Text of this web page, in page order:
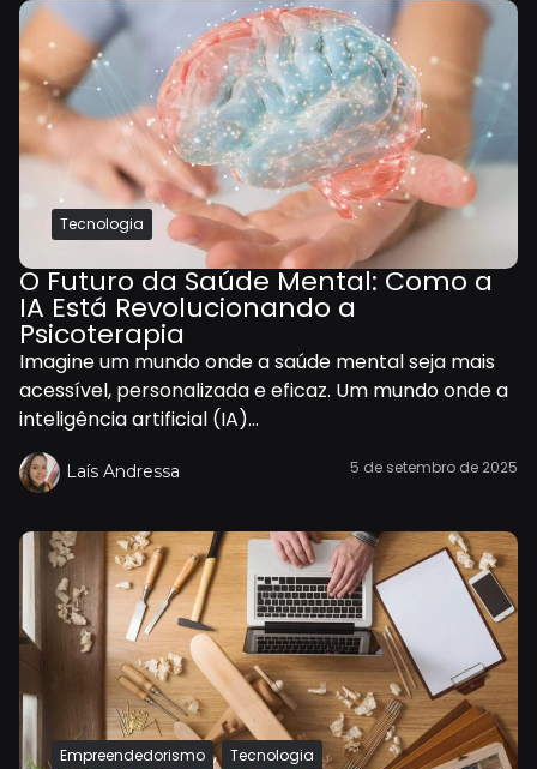
Tecnologia
O Futuro da Saúde Mental: Como a
IA Está Revolucionando a
Psicoterapia
Imagine um mundo onde a saúde mental seja mais
acessível, personalizada e eficaz. Um mundo onde a
inteligência artificial (IA)...
Laís Andressa 5 de setembro de 2025
Empreendedorismo , Tecnologia